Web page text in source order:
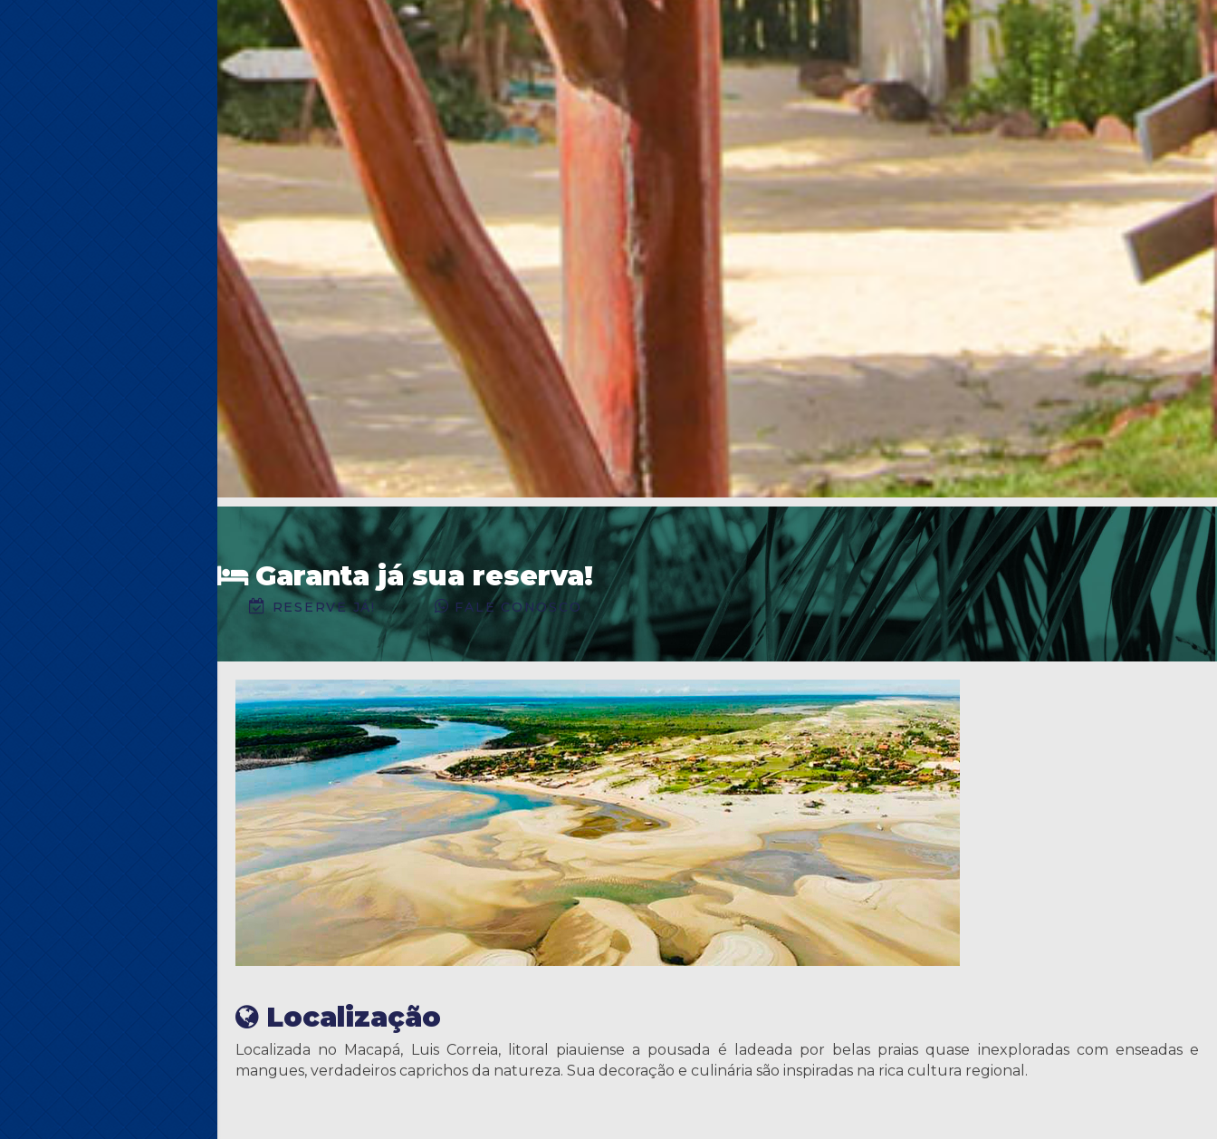
Garanta já sua reserva!
RESERVE JÁ! FALE CONOSCO
Localização
Localizada no Macapá, Luis Correia, litoral piauiense a pousada é ladeada por belas praias quase inexploradas com enseadas e
mangues, verdadeiros caprichos da natureza. Sua decoração e culinária são inspiradas na rica cultura regional.